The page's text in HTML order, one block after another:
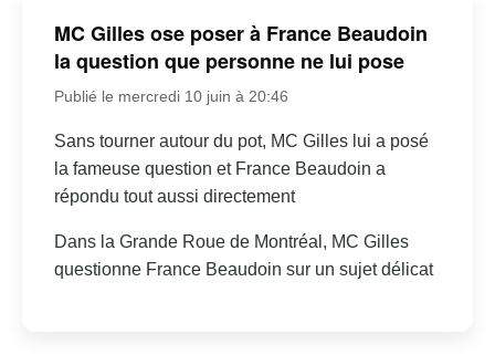
MC Gilles ose poser à France Beaudoin
la question que personne ne lui pose
Publié le mercredi 10 juin à 20:46
Sans tourner autour du pot, MC Gilles lui a posé
la fameuse question et France Beaudoin a
répondu tout aussi directement
Dans la Grande Roue de Montréal, MC Gilles
questionne France Beaudoin sur un sujet délicat